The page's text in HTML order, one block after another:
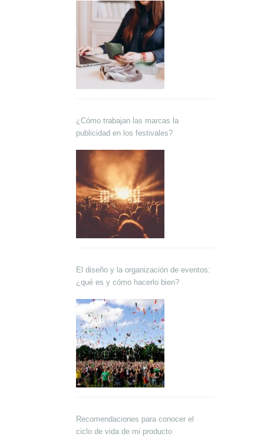
¿Cómo trabajan las marcas la
publicidad en los festivales?
El diseño y la organización de eventos:
¿qué es y cómo hacerlo bien?
Recomendaciones para conocer el
ciclo de vida de mi producto